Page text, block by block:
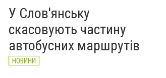
У Слов'янську
скасовують частину
автобусних маршрутів
НОВИНИ